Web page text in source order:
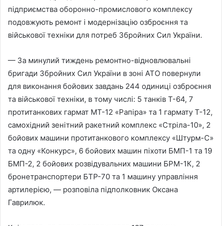
підприємства оборонно-промислового комплексу
подовжують ремонт і модернізацію озброєння та
військової техніки для потреб Збройних Сил України.
— За минулий тиждень ремонтно-відновлювальні
бригади Збройних Сил України в зоні АТО повернули
для виконання бойових завдань 244 одиниці озброєння
та військової техніки, в тому числі: 5 танків Т-64, 7
протитанкових гармат МТ-12 «Рапіра» та 1 гармату Т-12,
самохідний зенітний ракетний комплекс «Стріла-10», 2
бойових машини протитанкового комплексу «Штурм-С»
та одну «Конкурс», 6 бойових машин піхоти БМП-1 та 19
БМП-2, 2 бойових розвідувальних машини БРМ-1К, 2
бронетранспортери БТР-70 та 1 машину управління
артилерією, — розповіла підполковник Оксана
Гаврилюк.